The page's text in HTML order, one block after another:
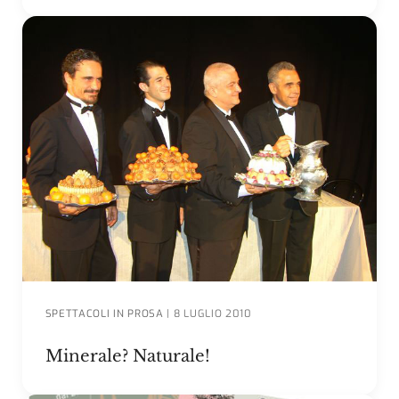
SPETTACOLI IN PROSA | 8 LUGLIO 2010
Minerale? Naturale!